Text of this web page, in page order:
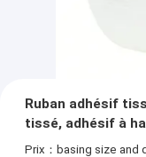
Ruban adhésif
tissé, adhésif à
Prix：basing size and